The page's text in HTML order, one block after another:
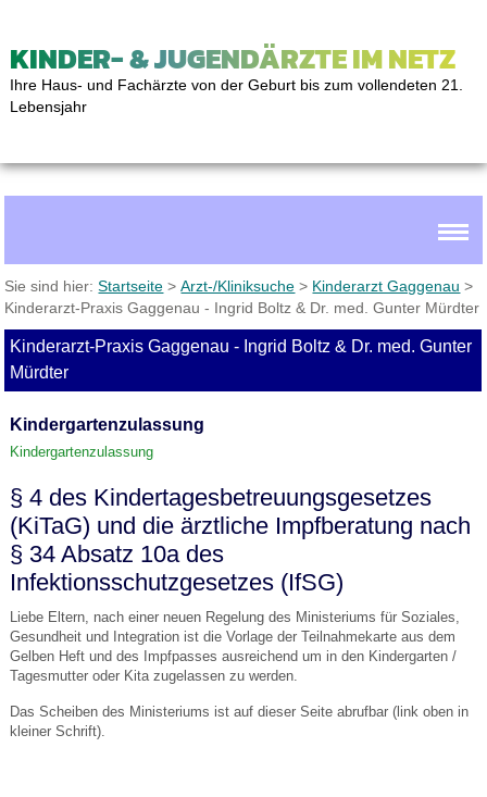
KINDER- & JUGENDÄRZTE IM NETZ
Ihre Haus- und Fachärzte von der Geburt bis zum vollendeten 21.
Lebensjahr
Sie sind hier:Startseite >Arzt-/Kliniksuche > Kinderarzt Gaggenau >
Kinderarzt-Praxis Gaggenau - Ingrid Boltz & Dr. med. Gunter Mürdter
Kinderarzt-Praxis Gaggenau - Ingrid Boltz & Dr. med. Gunter
Mürdter
Kindergartenzulassung
Kindergartenzulassung
§ 4 des Kindertagesbetreuungsgesetzes
(KiTaG) und die ärztliche Impfberatung nach
§ 34 Absatz 10a des
Infektionsschutzgesetzes (IfSG)
Liebe Eltern, nach einer neuen Regelung des Ministeriums für Soziales,
Gesundheit und Integration ist die Vorlage der Teilnahmekarte aus dem
Gelben Heft und des Impfpasses ausreichend um in den Kindergarten /
Tagesmutter oder Kita zugelassen zu werden.
Das Scheiben des Ministeriums ist auf dieser Seite abrufbar (link oben in
kleiner Schrift).